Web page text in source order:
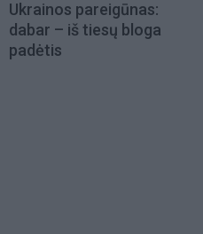
Ukrainos pareigūnas:
dabar – iš tiesų bloga
padėtis